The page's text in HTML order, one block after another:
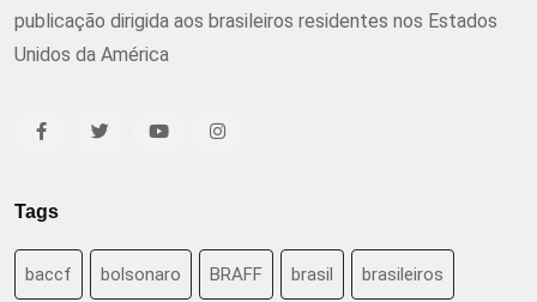
publicação dirigida aos brasileiros residentes nos Estados
Unidos da América
Tags
baccf bolsonaro BRAFF brasil brasileiros